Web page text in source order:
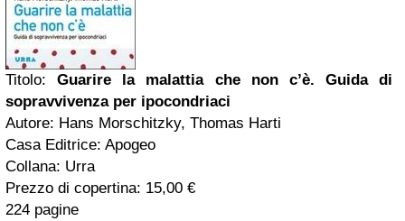
Titolo:Guarire la malattia che non c’è. Guida di
sopravvivenza per ipocondriaci
Autore: Hans Morschitzky, Thomas Harti
Casa Editrice: Apogeo
Collana: Urra
Prezzo di copertina: 15,00 €
224 pagine